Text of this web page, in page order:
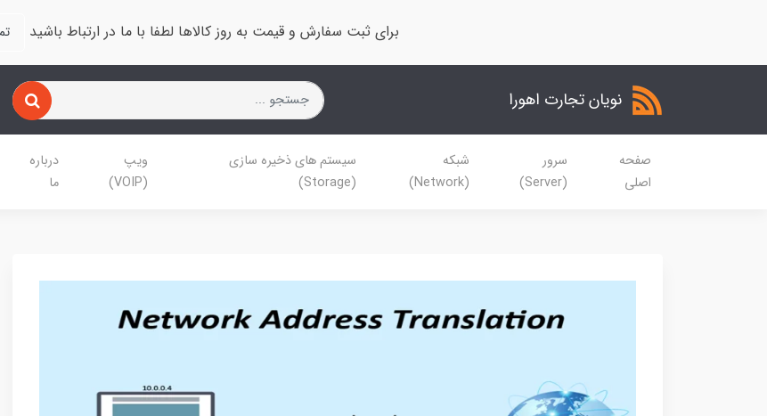
برای ثبت سفارش و قیمت به روز کالاها لطفا با ما در ارتباط باشید
نویان تجارت اهورا
صفحه
اصلی
سرور
(Server)
شبکه
(Network)
سیستم های ذخیره سازی
(Storage)
ویپ
(VOIP)
درباره
ما